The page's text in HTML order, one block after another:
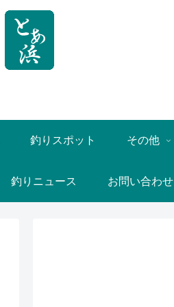
釣りスポット その他
釣りニュース お問い合わせ